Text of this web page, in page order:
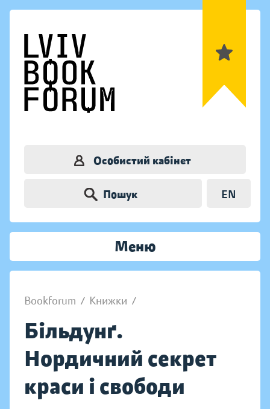
Особистий кабінет
Пошук EN
Меню
Bookforum / Книжки /
Більдунґ.
Нордичний секрет
краси і свободи